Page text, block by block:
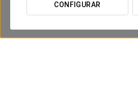
CONFIGURAR